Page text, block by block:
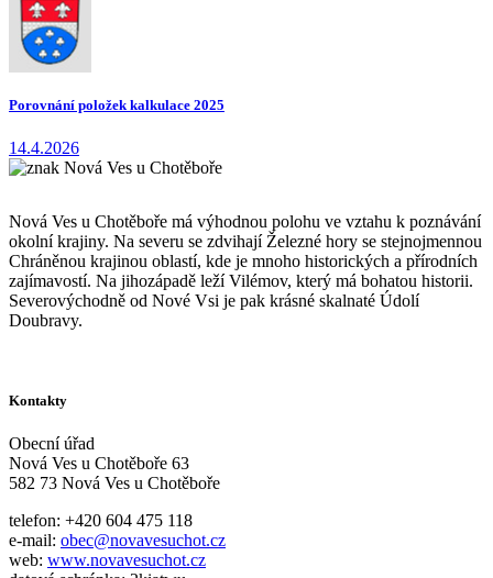
Porovnání položek kalkulace 2025
14.4.2026
Nová Ves u Chotěboře má výhodnou polohu ve vztahu k poznávání
okolní krajiny. Na severu se zdvihají Železné hory se stejnojmennou
Chráněnou krajinou oblastí, kde je mnoho historických a přírodních
zajímavostí. Na jihozápadě leží Vilémov, který má bohatou historii.
Severovýchodně od Nové Vsi je pak krásné skalnaté Údolí
Doubravy.
Kontakty
Obecní úřad
Nová Ves u Chotěboře 63
582 73 Nová Ves u Chotěboře
telefon: +420 604 475 118
e-mail: obec@novavesuchot.cz
web: www.novavesuchot.cz